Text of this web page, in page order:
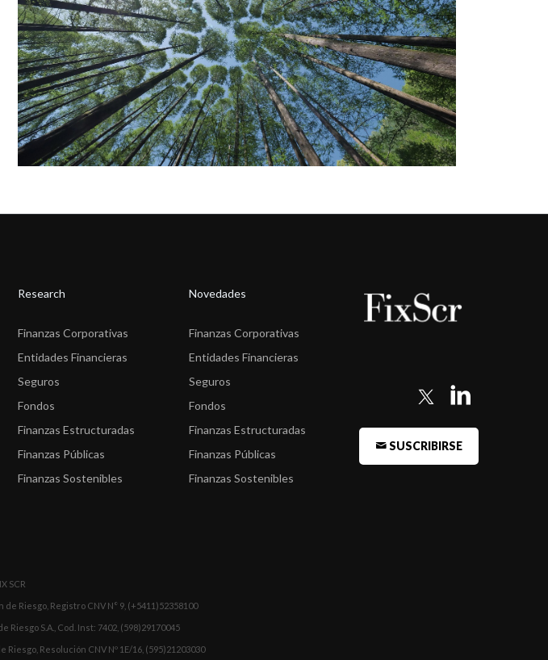
Research
Finanzas Corporativas
Entidades Financieras
Seguros
Fondos
Finanzas Estructuradas
Finanzas Públicas
Finanzas Sostenibles
Novedades
Finanzas Corporativas
Entidades Financieras
Seguros
Fondos
Finanzas Estructuradas
Finanzas Públicas
Finanzas Sostenibles
SUSCRIBIRSE
SCR
Riesgo, Registro CNV N° 9, (+5411)52358100
Riesgo S.A., Cod. Inst: 7402, (598)29170045
Riesgo, Resolución CNV Nº 1E/16, (595)21203030